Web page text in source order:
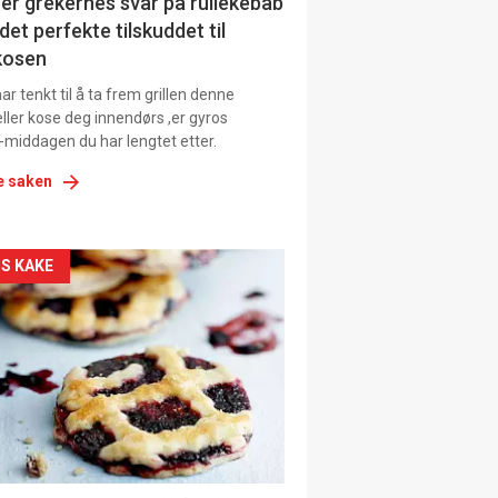
perfekte tilskuddet til
tenkt til å ta frem grillen denne
kose deg innendørs ,er gyros
du har lengtet etter.
saken
KAKE